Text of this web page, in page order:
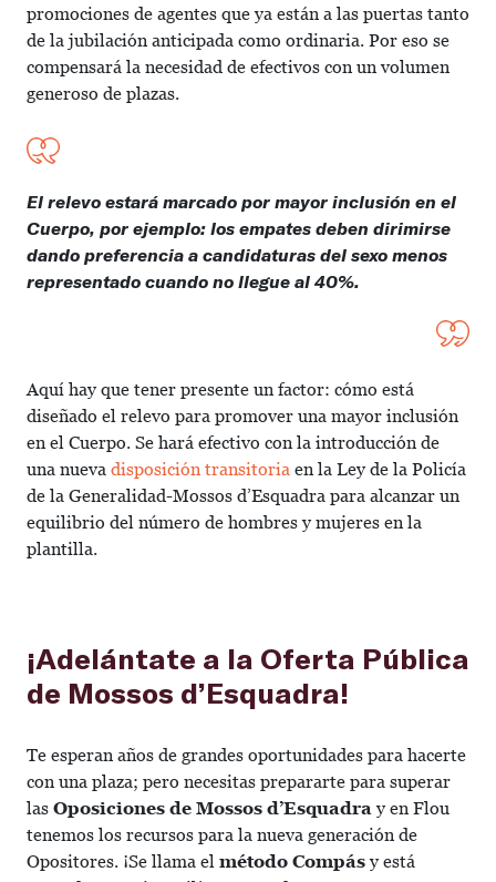
promociones de agentes que ya están a las puertas tanto
de la jubilación anticipada como ordinaria. Por eso se
compensará la necesidad de efectivos con un volumen
generoso de plazas.
El relevo estará marcado por mayor inclusión en el
Cuerpo, por ejemplo: los empates deben dirimirse
dando preferencia a candidaturas del sexo menos
representado cuando no llegue al 40%.
Aquí hay que tener presente un factor: cómo está
diseñado el relevo para promover una mayor inclusión
en el Cuerpo. Se hará efectivo con la introducción de
una nueva disposición transitoria en la Ley de la Policía
de la Generalidad-Mossos d’Esquadra para alcanzar un
equilibrio del número de hombres y mujeres en la
plantilla.
¡Adelántate a la Oferta Pública
de Mossos d’Esquadra!
Te esperan años de grandes oportunidades para hacerte
con una plaza; pero necesitas prepararte para superar
las Oposiciones de Mossos d’Esquadray en Flou
tenemos los recursos para la nueva generación de
Opositores. ¡Se llama el método Compásy está